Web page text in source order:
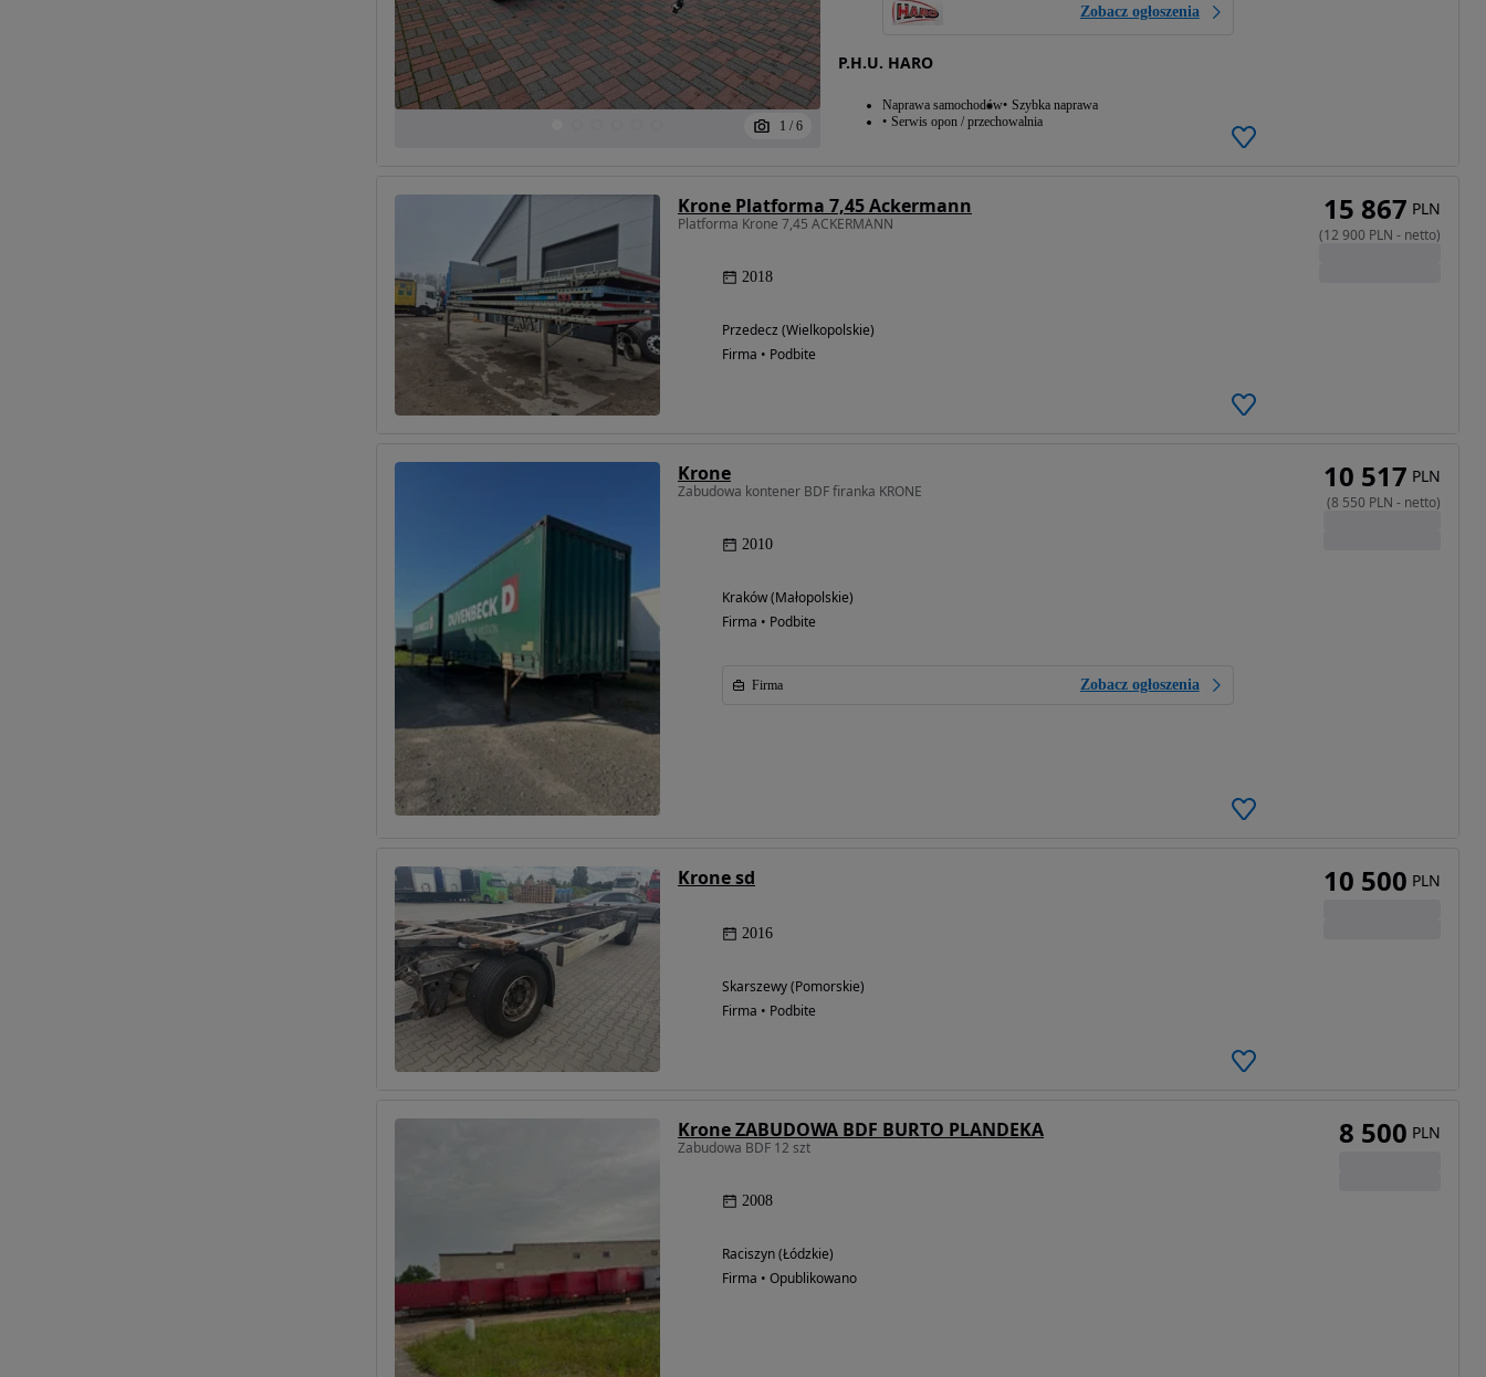
1 / 6
Zobacz ogłoszenia
P.H.U. HARO
Naprawa samochodów Szybka naprawa
Serwis opon / przechowalnia
Krone Platforma 7,45 Ackermann
Platforma Krone 7,45 ACKERMANN
2018
Przedecz (Wielkopolskie)
Firma • Podbite
15 867 PLN
(12 900 PLN - netto)
Krone
Zabudowa kontener BDF firanka KRONE
2010
Kraków (Małopolskie)
Firma • Podbite
Firma Zobacz ogłoszenia
10 517 PLN
(8 550 PLN - netto)
Krone sd
2016
Skarszewy (Pomorskie)
Firma • Podbite
10 500 PLN
Krone ZABUDOWA BDF BURTO PLANDEKA
Zabudowa BDF 12 szt
2008
Raciszyn (Łódzkie)
Firma • Opublikowano
8 500 PLN